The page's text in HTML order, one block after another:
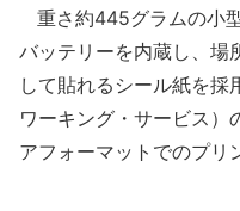
重さ約445グラムの小
バッテリーを内蔵し、場
して貼れるシール紙を採
ワーキング・サービス）
アフォーマットでのプリ